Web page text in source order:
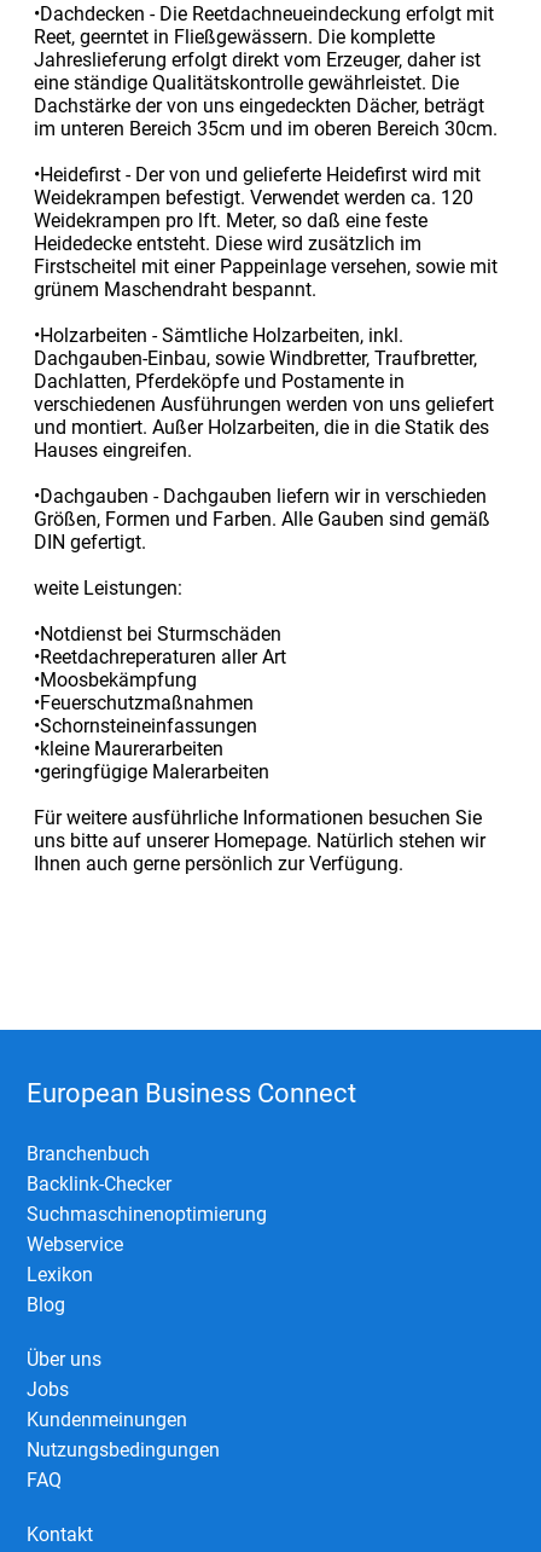
•Dachdecken - Die Reetdachneueindeckung erfolgt mit
Reet, geerntet in Fließgewässern. Die komplette
Jahreslieferung erfolgt direkt vom Erzeuger, daher ist
eine ständige Qualitätskontrolle gewährleistet. Die
Dachstärke der von uns eingedeckten Dächer, beträgt
im unteren Bereich 35cm und im oberen Bereich 30cm.
•Heidefirst - Der von und gelieferte Heidefirst wird mit
Weidekrampen befestigt. Verwendet werden ca. 120
Weidekrampen pro lft. Meter, so daß eine feste
Heidedecke entsteht. Diese wird zusätzlich im
Firstscheitel mit einer Pappeinlage versehen, sowie mit
grünem Maschendraht bespannt.
•Holzarbeiten - Sämtliche Holzarbeiten, inkl.
Dachgauben-Einbau, sowie Windbretter, Traufbretter,
Dachlatten, Pferdeköpfe und Postamente in
verschiedenen Ausführungen werden von uns geliefert
und montiert. Außer Holzarbeiten, die in die Statik des
Hauses eingreifen.
•Dachgauben - Dachgauben liefern wir in verschieden
Größen, Formen und Farben. Alle Gauben sind gemäß
DIN gefertigt.
weite Leistungen:
•Notdienst bei Sturmschäden
•Reetdachreperaturen aller Art
•Moosbekämpfung
•Feuerschutzmaßnahmen
•Schornsteineinfassungen
•kleine Maurerarbeiten
•geringfügige Malerarbeiten
Für weitere ausführliche Informationen besuchen Sie
uns bitte auf unserer Homepage. Natürlich stehen wir
Ihnen auch gerne persönlich zur Verfügung.
European Business Connect
Branchenbuch
Backlink-Checker
Suchmaschinenoptimierung
Webservice
Lexikon
Blog
Über uns
Jobs
Kundenmeinungen
Nutzungsbedingungen
FAQ
Kontakt